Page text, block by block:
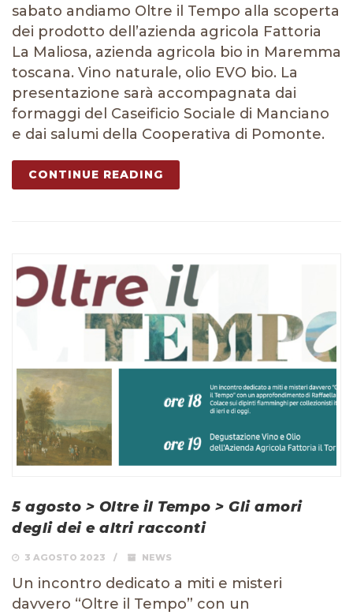
sabato andiamo Oltre il Tempo alla scoperta
dei prodotto dell’azienda agricola Fattoria
La Maliosa, azienda agricola bio in Maremma
toscana. Vino naturale, olio EVO bio. La
presentazione sarà accompagnata dai
formaggi del Caseificio Sociale di Manciano
e dai salumi della Cooperativa di Pomonte.
CONTINUE READING
5 agosto > Oltre il Tempo > Gli amori
degli dei e altri racconti
3 AGOSTO 2023 NEWS
Un incontro dedicato a miti e misteri
davvero “Oltre il Tempo” con un